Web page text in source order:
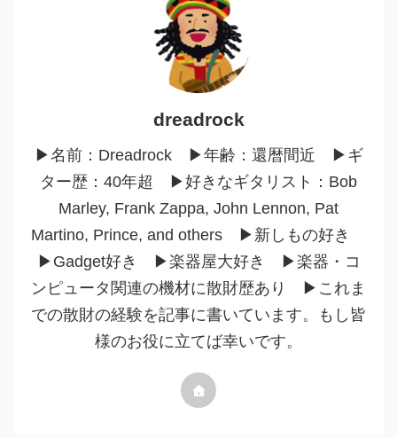
dreadrock
▶︎名前：Dreadrock ▶︎年齢：還暦間近 ▶︎ギ
ター歴：40年超 ▶︎好きなギタリスト：Bob
Marley, Frank Zappa, John Lennon, Pat
Martino, Prince, and others ▶︎新しもの好き
▶︎Gadget好き ▶︎楽器屋大好き ▶︎楽器・コ
ンピュータ関連の機材に散財歴あり ▶︎これま
での散財の経験を記事に書いています。もし皆
様のお役に立てば幸いです。